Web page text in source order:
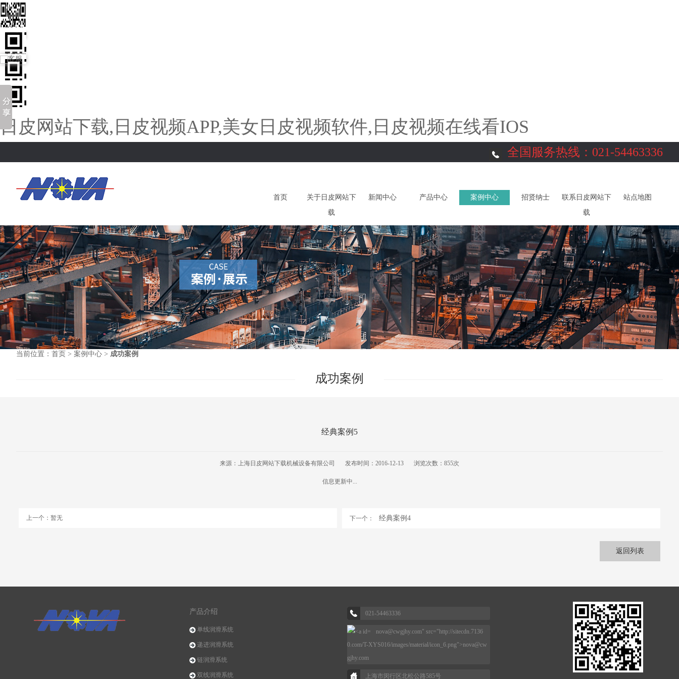
客服
日皮网站下载,日皮视频APP,美女日皮视频软件,日皮视频在线看IOS
全国服务热线： 021-54463336
首页
关于日皮网站下
载
新闻中心 产品中心 案例中心 招贤纳士
联系日皮网站下
载
站点地图
当前位置： 首页 > 案例中心 > 成功案例
成功案例
经典案例5
来源：上海日皮网站下载机械设备有限公司 发布时间：2016-12-13 浏览次数：855次
信息更新中...
上一个：暂无 下一个： 经典案例4
返回列表
产品介绍
单线润滑系统
递进润滑系统
链润滑系统
双线润滑系统
021-54463336
nova@cwgjhy.com" src="http://sitecdn.7136
0.com/T-XYS016/images/material/icon_6.png">nova@cw
gjhy.com
上海市闵行区北松公路585号